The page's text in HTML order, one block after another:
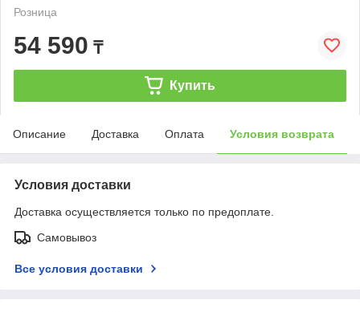
Розница
54 590 ₸
Купить
Описание Доставка Оплата Условия возврата
Условия доставки
Доставка осуществляется только по предоплате.
Самовывоз
Все условия доставки